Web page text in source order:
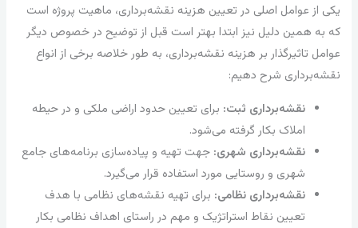
یکی از عوامل اصلی در تعیین هزینه نقشه‌برداری، ماهیت پروژه است
که به همین دلیل نیز ابتدا بهتر است قبل از توضیح در خصوص دیگر
عوامل تاثیرگذار بر هزینه نقشه‌برداری، به طور خلاصه برخی از انواع
نقشه‌برداری شرح دهیم:
نقشه‌برداری ثبت: برای تعیین حدود اراضی ملکی و در حیطه
املاک بکار گرفته می‌شود.
نقشه‌برداری شهری: جهت تهیه و پیاده‌سازی برنامه‌های جامع
شهری و روستایی مورد استفاده قرار می‌گیرد.
نقشه‌برداری نظامی: برای تهیه نقشه‌های نظامی با هدف
تعیین نقاط استراتژیک و مهم در راستای اهداف نظامی بکار